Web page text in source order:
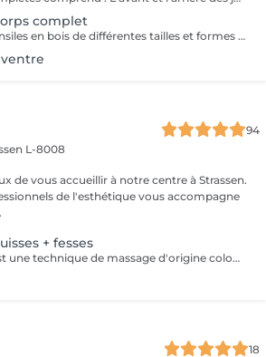
complet
Réalisé à l'aide d'ustensiles en bois de différentes tailles et formes spécialement conçus pour s'adapter aux lignes du corps. - Anti cellulite - Une alternative à la chirurgie - Accélère le métabolisme - Active le système lymphatique - Raffermit et tonifie la peau - Redessine le corps et les volumes
94
L-8008
de vous accueillir à notre centre à Strassen.
de l'esthétique vous accompagne
+ fesses
La madérothérapie est une technique de massage d'origine colombienne qui utilise des instruments en bois spécialement conçus pour le modelage du corps. Le mot vient de l'espagnol "madera", qui signifie "bois". La madérothérapie est une technique de massage naturelle et non invasive qui repose sur l'utilisation d'outils en bois de différentes formes (rouleaux, ventouses, spatules, champignons, etc.) pour stimuler le corps. Objectifs principaux : - Réduction de la cellulite - Drainage lymphatique - Raffermissement de la peau - Remodelage du corps - Amélioration de la circulation sanguine - Relaxation musculaire et réduction du stress. Contre-indications: - grossesse - Infections aiguës - Thrombose / phlébite - Insuffisance cardiaque non compensée - cancer / Tumeurs malignes (sans avis médical) - Fièvre - règles hémorragiques / premiers 5 jours de règles - surcharge rénale - pathologies liées à l'appareil reproducteur - maladies de la peau - les ecchymoses - dysfonctionnement du système immunitaire
18